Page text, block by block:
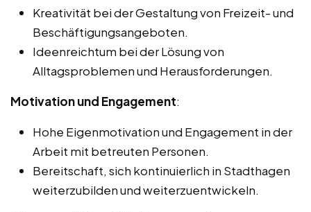
Kreativität bei der Gestaltung von Freizeit- und
Beschäftigungsangeboten.
Ideenreichtum bei der Lösung von
Alltagsproblemen und Herausforderungen.
Motivation und Engagement:
Hohe Eigenmotivation und Engagement in der
Arbeit mit betreuten Personen.
Bereitschaft, sich kontinuierlich in Stadthagen
weiterzubilden und weiterzuentwickeln.